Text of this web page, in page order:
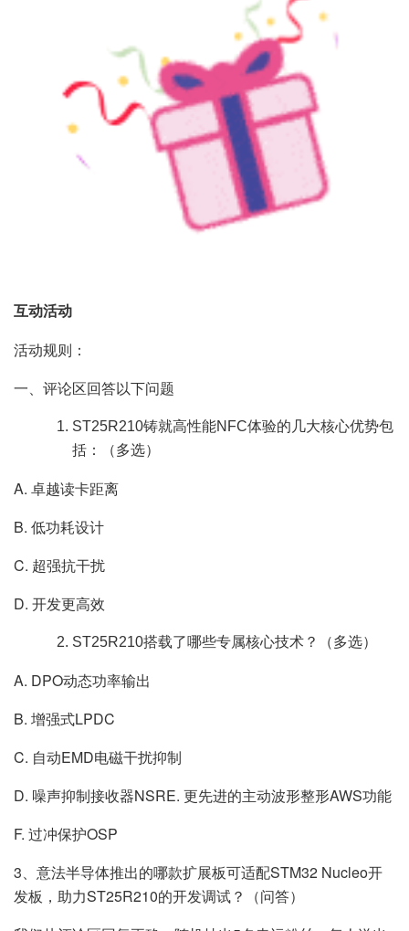
互动活动
活动规则：
一、评论区回答以下问题
ST25R210铸就高性能NFC体验的几大核心优势包
括：（多选）
A. 卓越读卡距离
B. 低功耗设计
C. 超强抗干扰
D. 开发更高效
ST25R210搭载了哪些专属核心技术？（多选）
A. DPO动态功率输出
B. 增强式LPDC
C. 自动EMD电磁干扰抑制
D. 噪声抑制接收器NSRE. 更先进的主动波形整形AWS功能
F. 过冲保护OSP
3、意法半导体推出的哪款扩展板可适配STM32 Nucleo开
发板，助力ST25R210的开发调试？（问答）